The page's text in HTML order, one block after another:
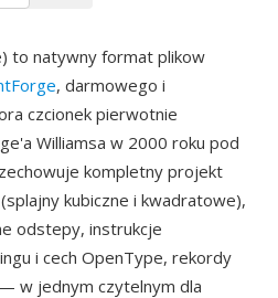
to natywny format plikow
, darmowego i
czcionek pierwotnie
Williamsa w 2000 roku pod
kompletny projekt
kubiczne i kwadratowe),
odstepy, instrukcje
i cech OpenType, rekordy
w jednym czytelnym dla